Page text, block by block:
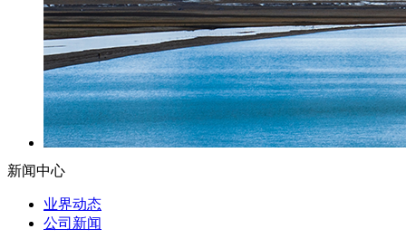
新闻中心
业界动态
公司新闻